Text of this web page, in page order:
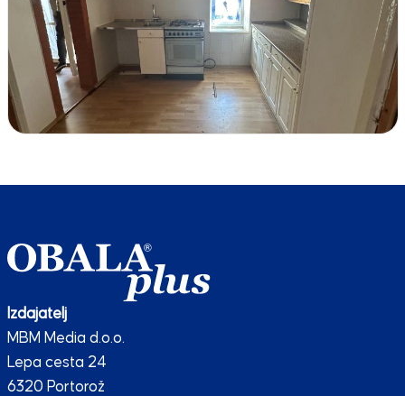
Izdajatelj
MBM Media d.o.o.
Lepa cesta 24
6320 Portorož